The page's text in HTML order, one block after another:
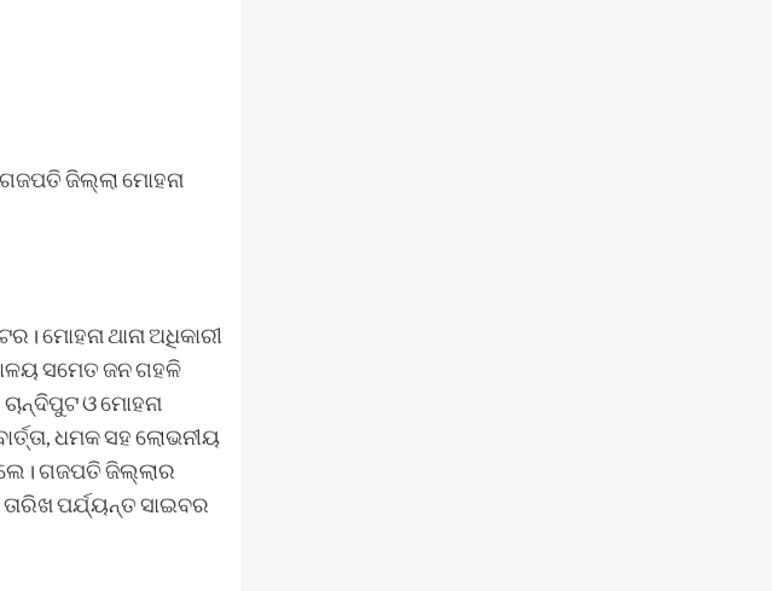
ଜିଲ୍ଲା ମୋହନା
ମୋହନା ଥାନା ଅଧିକାରୀ
ସମେତ ଜନ ଗହଳି
ଓ ମୋହନା
ଧମକ ସହ ଲୋଭନୀୟ
ଗଜପତି ଜିଲ୍ଲାର
ପର୍ଯ୍ୟନ୍ତ ସାଇବର